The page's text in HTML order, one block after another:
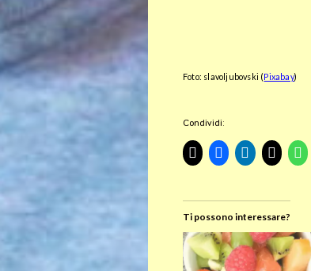
Privacy
Policy
Foto: slavoljubovski (Pixabay)
Condividi:
Ti possono interessare?